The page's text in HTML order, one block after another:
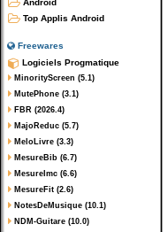
Android
Top Applis Android
Freewares
Logiciels Progmatique
MinorityScreen (5.1)
MutePhone (3.1)
FBR (2026.4)
MajoReduc (5.7)
MeloLivre (3.3)
MesureBib (6.7)
MesureImc (6.6)
MesureFit (2.6)
NotesDeMusique (10.1)
NDM-Guitare (10.0)